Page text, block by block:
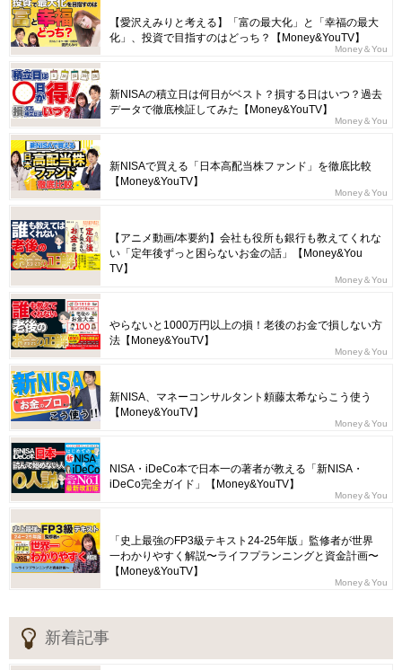
【愛沢えみりと考える】「富の最大化」と「幸福の最大
化」、投資で目指すのはどっち？【Money&YouTV】
Money＆You
新NISAの積立日は何日がベスト？損する日はいつ？過去
データで徹底検証してみた【Money&YouTV】
Money＆You
新NISAで買える「日本高配当株ファンド」を徹底比較
【Money&YouTV】
Money＆You
【アニメ動画/本要約】会社も役所も銀行も教えてくれな
い「定年後ずっと困らないお金の話」【Money&You
TV】
Money＆You
やらないと1000万円以上の損！老後のお金で損しない方
法【Money&YouTV】
Money＆You
新NISA、マネーコンサルタント頼藤太希ならこう使う
【Money&YouTV】
Money＆You
NISA・iDeCo本で日本一の著者が教える「新NISA・
iDeCo完全ガイド」【Money&YouTV】
Money＆You
「史上最強のFP3級テキスト24-25年版」監修者が世界
一わかりやすく解説〜ライフプランニングと資金計画〜
【Money&YouTV】
Money＆You
新着記事